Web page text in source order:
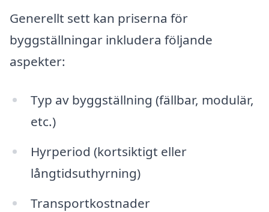
Generellt sett kan priserna för
byggställningar inkludera följande
aspekter:
Typ av byggställning (fällbar, modulär,
etc.)
Hyrperiod (kortsiktigt eller
långtidsuthyrning)
Transportkostnader